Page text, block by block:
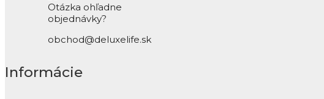
Otázka ohľadne
objednávky?
obchod@deluxelife.sk
Informácie